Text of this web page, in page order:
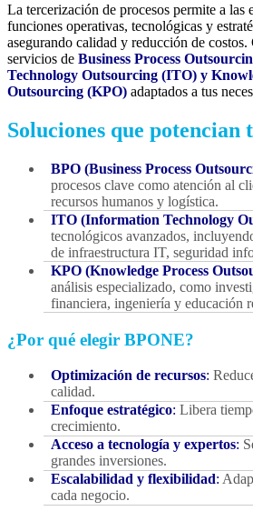
La tercerización de procesos permite a las
funciones operativas, tecnológicas y
asegurando calidad y reducción de costos.
servicios de Business Process
Technology Outsourcing (ITO) y
Outsourcing (KPO) adaptados a tus
Soluciones que potencian
BPO (Business Process
procesos clave como atención al
recursos humanos y logística.
ITO (Information Technology
tecnológicos avanzados,
de infraestructura IT, seguridad
KPO (Knowledge Process
análisis especializado, como
financiera, ingeniería y educación
¿Por qué elegir BPONE?
Optimización de recursos:
calidad.
Enfoque estratégico: Libera
crecimiento.
Acceso a tecnología y expertos:
grandes inversiones.
Escalabilidad y flexibilidad:
cada negocio.